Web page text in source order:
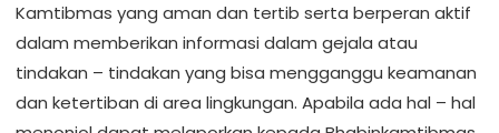
Kamtibmas yang aman dan tertib serta berperan aktif
dalam memberikan informasi dalam gejala atau
tindakan – tindakan yang bisa mengganggu keamanan
dan ketertiban di area lingkungan. Apabila ada hal – hal